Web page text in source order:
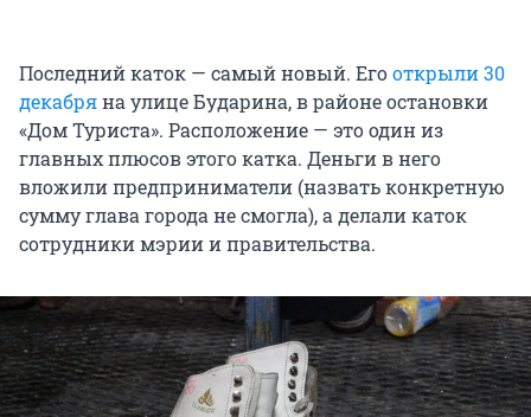
Последний каток — самый новый. Егооткрыли 30
декабряна улице Бударина, в районе остановки
«Дом Туриста». Расположение — это один из
главных плюсов этого катка. Деньги в него
вложили предприниматели (назвать конкретную
сумму глава города не смогла), а делали каток
сотрудники мэрии и правительства.